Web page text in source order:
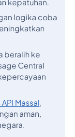
kepatuhan.
logika coba
beralih ke
Central
API Massal,
aman,